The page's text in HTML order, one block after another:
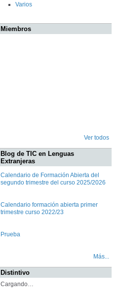
Varios
Miembros
Ver todos
Blog de TIC en Lenguas
Extranjeras
Calendario de Formación Abierta del
segundo trimestre del curso 2025/2026
Calendario formación abierta primer
trimestre curso 2022/23
Prueba
Más...
Distintivo
Cargando…